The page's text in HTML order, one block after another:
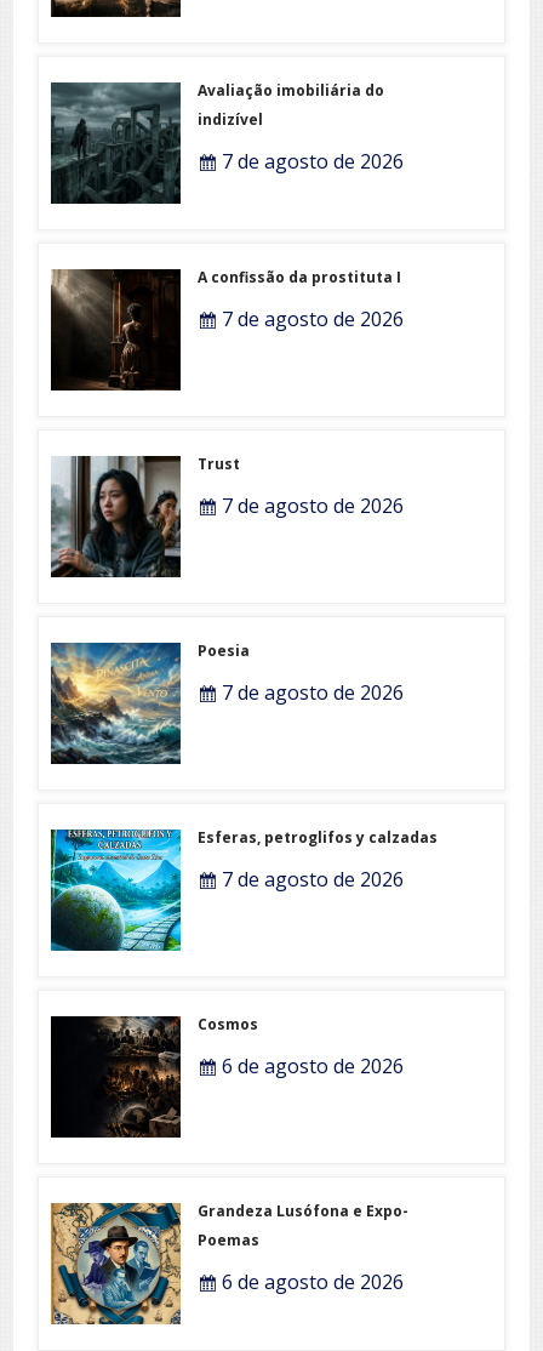
Avaliação imobiliária do
indizível
7 de agosto de 2026
A confissão da prostituta I
7 de agosto de 2026
Trust
7 de agosto de 2026
Poesia
7 de agosto de 2026
Esferas, petroglifos y calzadas
7 de agosto de 2026
Cosmos
6 de agosto de 2026
Grandeza Lusófona e Expo-
Poemas
6 de agosto de 2026